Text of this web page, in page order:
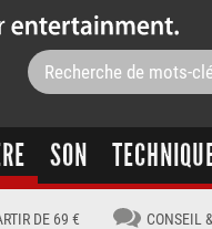
SON
DE 69 € CONSEIL